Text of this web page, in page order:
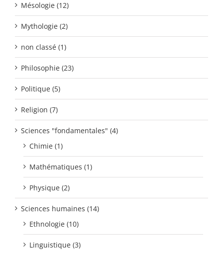
Mésologie (12)
Mythologie (2)
non classé (1)
Philosophie (23)
Politique (5)
Religion (7)
Sciences "fondamentales" (4)
Chimie (1)
Mathématiques (1)
Physique (2)
Sciences humaines (14)
Ethnologie (10)
Linguistique (3)